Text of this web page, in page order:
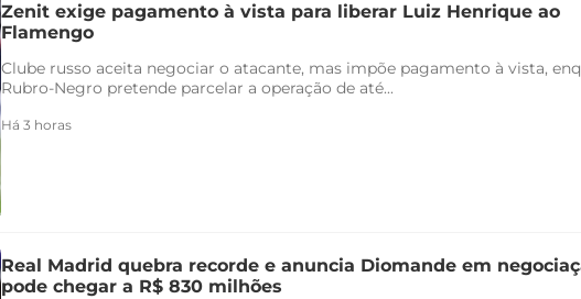
Zenit exige pagamento à vista para liberar Luiz Henrique ao
Flamengo
Clube russo aceita negociar o atacante, mas impõe pagamento à vista,
Rubro-Negro pretende parcelar a operação de até...
Há 3 horas
Real Madrid quebra recorde e anuncia Diomande em
pode chegar a R$ 830 milhões